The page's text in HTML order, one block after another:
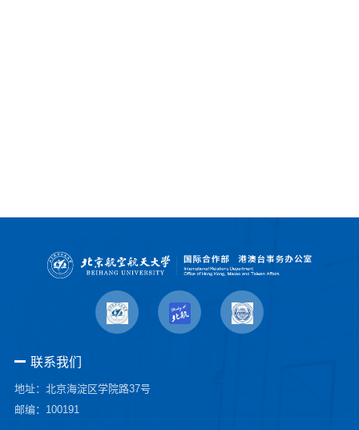
联系我们
地址：北京海淀区学院路37号
邮编：100191